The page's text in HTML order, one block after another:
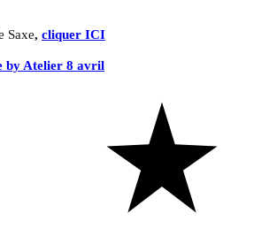
Saxe, cliquer ICI
by Atelier 8 avril